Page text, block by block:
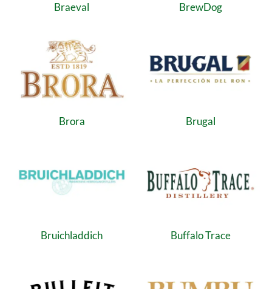
Braeval BrewDog
Brora Brugal
Bruichladdich Buffalo Trace